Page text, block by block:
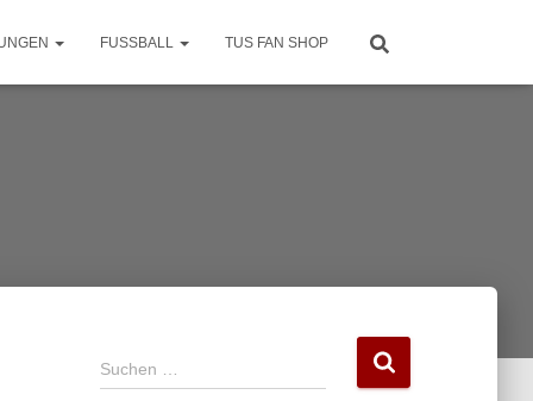
FUSSBALL TUS FAN SHOP
S
u
Suchen …